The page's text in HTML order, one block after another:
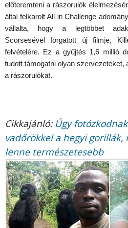
előteremteni a rászorulók
által felkarolt All in Challenge
vállalta, hogy a legtöbbet
Scorsesével forgatott új filmje,
felvételére. Ez a gyűjtés 1,6 millió
tudott támogatni olyan szervezeteket,
a rászorulókat.
Cikkajánló: Úgy
vadőrökkel a hegyi
lenne természetesebb